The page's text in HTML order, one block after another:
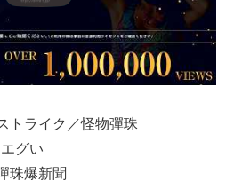
トライク／怪物彈珠
グい
珠爆新聞